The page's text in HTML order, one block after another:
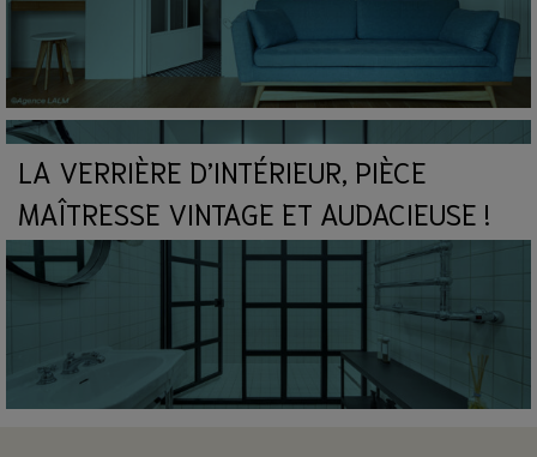
LA VERRIÈRE D’INTÉRIEUR, PIÈCE
MAÎTRESSE VINTAGE ET AUDACIEUSE !